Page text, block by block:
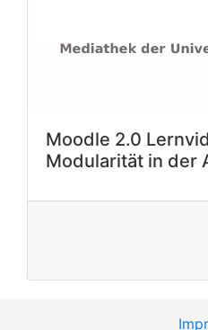
Moodle 2.0
Modularität in der